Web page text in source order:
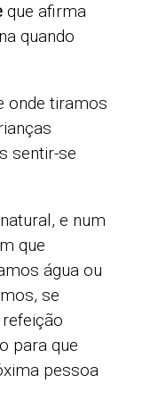
que afirma
quando
onde tiramos
sentir-se
e num
que
água ou
se
para que
pessoa